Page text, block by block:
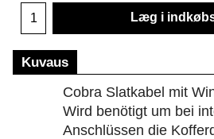
Læg i
Kuvaus
Cobra Slatkabel mit
Wird benötigt um bei
Anschlüssen die